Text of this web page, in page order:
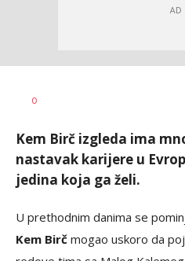
AUTOR
0
Kem Birč izgleda ima
nastavak karijere u
jedina koja ga želi.
U prethodnim danima se
Kem Birč mogao uskoro da